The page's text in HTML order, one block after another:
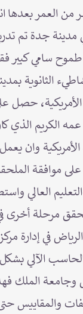
من العمر
سامي كبير
الثانوية
حصل
الكريم الذي
الأمريكية
الملحقية
العالي
مرحلة أخرى
في إدارة
الآلي
الملك